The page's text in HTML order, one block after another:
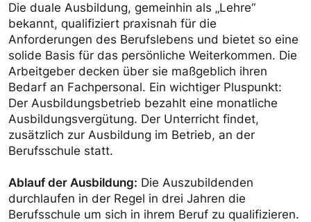
Die duale Ausbildung, gemeinhin als „Lehre“
bekannt, qualifiziert praxisnah für die
Anforderungen des Berufslebens und bietet so eine
solide Basis für das persönliche Weiterkommen. Die
Arbeitgeber decken über sie maßgeblich ihren
Bedarf an Fachpersonal. Ein wichtiger Pluspunkt:
Der Ausbildungsbetrieb bezahlt eine monatliche
Ausbildungsvergütung. Der Unterricht findet,
zusätzlich zur Ausbildung im Betrieb, an der
Berufsschule statt.
Ablauf der Ausbildung: Die Auszubildenden
durchlaufen in der Regel in drei Jahren die
Berufsschule um sich in ihrem Beruf zu qualifizieren.